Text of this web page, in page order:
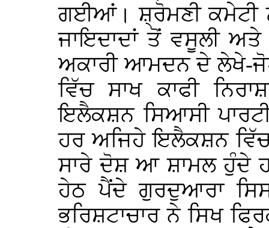
ਗਈਆਂ। ਸ਼੍ਰੋਮਣੀ ਕਮੇਟੀ
ਜਾਇਦਾਦਾਂ ਤੋਂ ਵਸੂਲੀ
ਅਕਾਰੀ ਆਮਦਨ ਦੇ ਲੇਖੇ-
ਵਿੱਚ ਸਾਖ ਕਾਫੀ
ਇਲੈਕਸ਼ਨ ਸਿਆਸੀ
ਹਰ ਅਜਿਹੇ ਇਲੈਕਸ਼ਨ
ਸਾਰੇ ਦੋਸ਼ ਆ ਸ਼ਾਮਲ ਹੁੰਦੇ
ਹੇਠ ਪੈਂਦੇ ਗੁਰਦੁਆਰਾ
ਭਰਿਸ਼ਟਾਚਾਰ ਨੇ ਸਿਖ